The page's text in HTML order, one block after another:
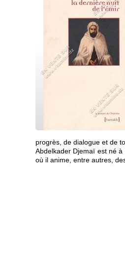
progrès, de dialogue et de
Abdelkader Djemaï est né
où il anime, entre autres,